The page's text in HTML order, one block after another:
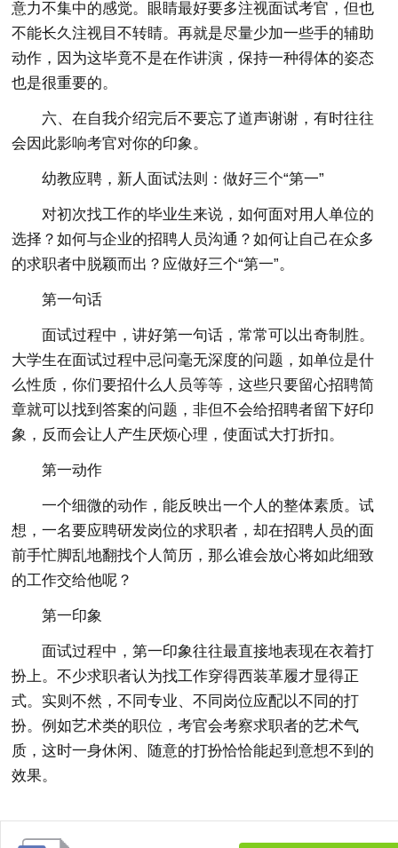
意力不集中的感觉。眼睛最好要多注视面试考官，但也
不能长久注视目不转睛。再就是尽量少加一些手的辅助
动作，因为这毕竟不是在作讲演，保持一种得体的姿态
也是很重要的。
六、在自我介绍完后不要忘了道声谢谢，有时往往
会因此影响考官对你的印象。
幼教应聘，新人面试法则：做好三个“第一”
对初次找工作的毕业生来说，如何面对用人单位的
选择？如何与企业的招聘人员沟通？如何让自己在众多
的求职者中脱颖而出？应做好三个“第一”。
第一句话
面试过程中，讲好第一句话，常常可以出奇制胜。
大学生在面试过程中忌问毫无深度的问题，如单位是什
么性质，你们要招什么人员等等，这些只要留心招聘简
章就可以找到答案的问题，非但不会给招聘者留下好印
象，反而会让人产生厌烦心理，使面试大打折扣。
第一动作
一个细微的动作，能反映出一个人的整体素质。试
想，一名要应聘研发岗位的求职者，却在招聘人员的面
前手忙脚乱地翻找个人简历，那么谁会放心将如此细致
的工作交给他呢？
第一印象
面试过程中，第一印象往往最直接地表现在衣着打
扮上。不少求职者认为找工作穿得西装革履才显得正
式。实则不然，不同专业、不同岗位应配以不同的打
扮。例如艺术类的职位，考官会考察求职者的艺术气
质，这时一身休闲、随意的打扮恰恰能起到意想不到的
效果。